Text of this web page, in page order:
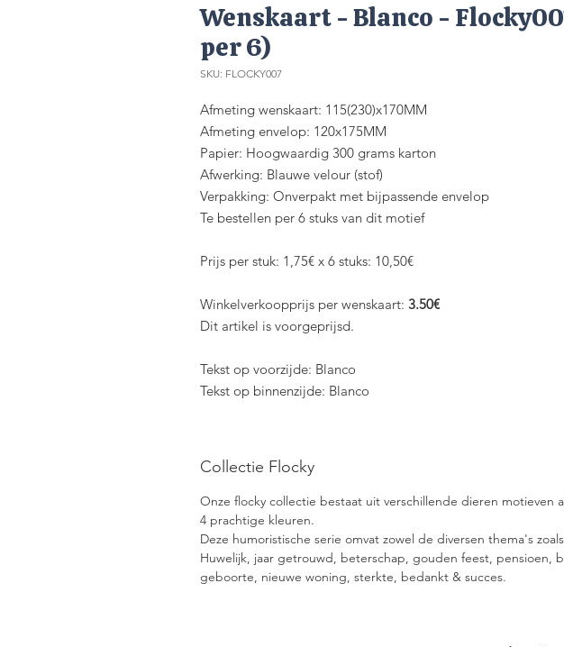
Wenskaart - Blanco -
per 6)
SKU: FLOCKY007
Afmeting wenskaart: 115(230)x170MM
Afmeting envelop: 120x175MM
Papier: Hoogwaardig 300 grams karton
Afwerking: Blauwe velour (stof)
Verpakking: Onverpakt met bijpassende envelop
Te bestellen per 6 stuks van dit motief
Prijs per stuk: 1,75€ x 6 stuks: 10,50€
Winkelverkoopprijs per wenskaart: 3.50€
Dit artikel is voorgeprijsd.
Tekst op voorzijde: Blanco
Tekst op binnenzijde: Blanco
Collectie Flocky
Onze flocky collectie bestaat uit verschillende dieren motieven
4 prachtige kleuren.
Deze humoristische serie omvat zowel de diversen thema's
Huwelijk, jaar getrouwd, beterschap, gouden feest, pensioen,
geboorte, nieuwe woning, sterkte, bedankt & succes.